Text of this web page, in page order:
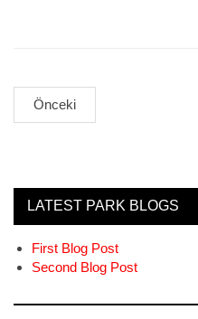
Önceki
LATEST PARK BLOGS
First Blog Post
Second Blog Post